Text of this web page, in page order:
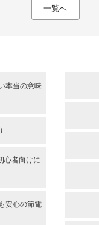
一覧へ
本当の意味
心者向けに
安心の節電